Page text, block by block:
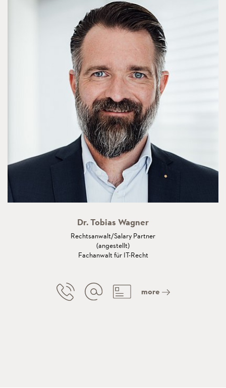
Dr. Tobias Wagner
Rechtsanwalt/Salary Partner
(angestellt)
Fachanwalt für IT-Recht
more